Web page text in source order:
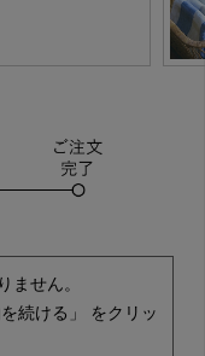
ません。
続ける」 をクリッ